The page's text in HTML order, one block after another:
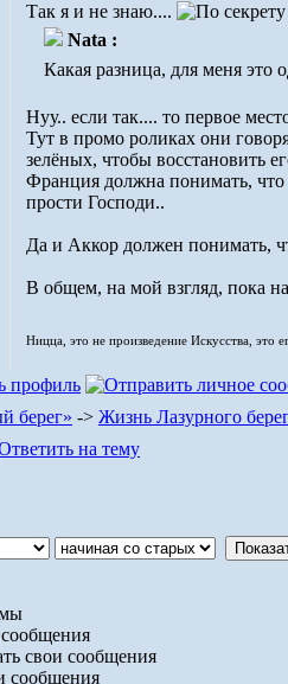
Так я и не знаю....
Nata :
Какая разница, для меня это
Нуу.. если так.... то первое
Тут в промо роликах они
зелёных, чтобы восстановить
Франция должна понимать, что
прости Господи..
Да и Аккор должен понимать,
В общем, на мой взгляд, пока
Ницца, это не произведение Искусства, это
берег» -> Жизнь Лазурного
сообщения
свои сообщения
сообщения